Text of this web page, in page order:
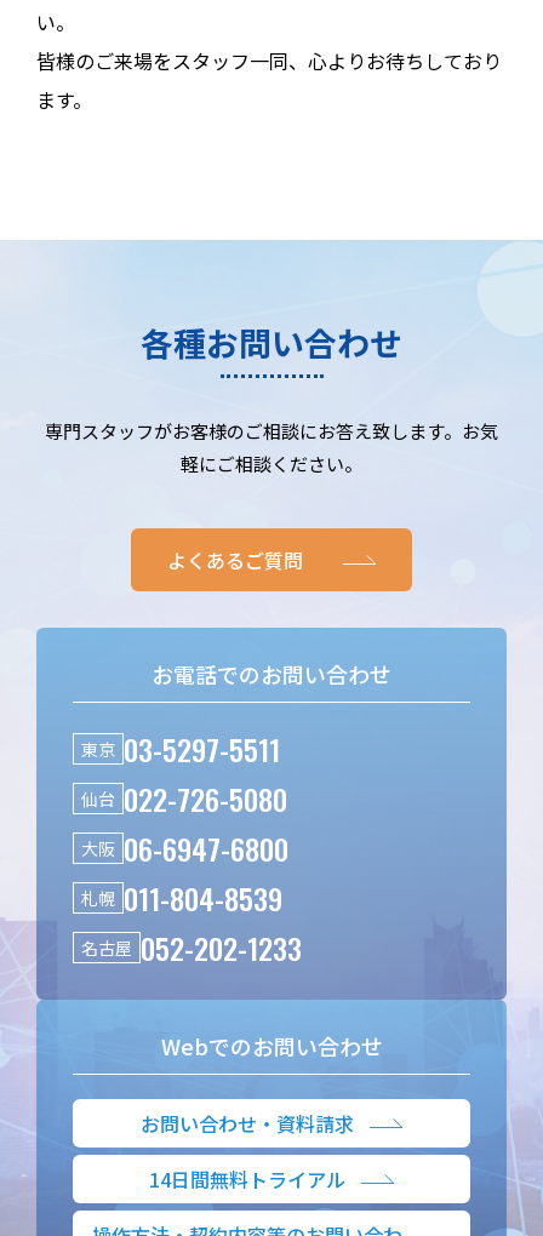
い。
皆様のご来場をスタッフ一同、心よりお待ちしており
ます。
各種お問い合わせ
専門スタッフがお客様のご相談にお答え致します。お気
軽にご相談ください。
よくあるご質問
お電話でのお問い合わせ
東京 03-5297-5511
仙台 022-726-5080
大阪 06-6947-6800
札幌 011-804-8539
名古屋 052-202-1233
Webでのお問い合わせ
お問い合わせ・資料請求
14日間無料トライアル